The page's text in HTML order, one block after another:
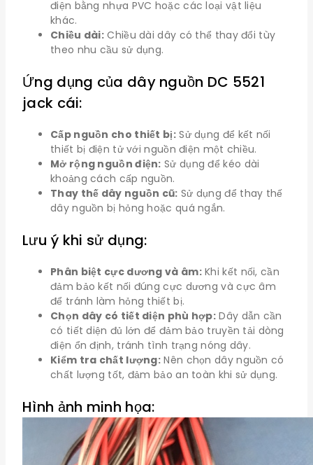
điện bằng nhựa PVC hoặc các loại vật liệu
khác.
Chiều dài: Chiều dài dây có thể thay đổi tùy
theo nhu cầu sử dụng.
Ứng dụng của dây nguồn DC 5521
jack cái:
Cấp nguồn cho thiết bị:Sử dụng để kết nối
thiết bị điện tử với nguồn điện một chiều.
Mở rộng nguồn điện: Sử dụng để kéo dài
khoảng cách cấp nguồn.
Thay thế dây nguồn cũ: Sử dụng để thay thế
dây nguồn bị hỏng hoặc quá ngắn.
Lưu ý khi sử dụng:
Phân biệt cực dương và âm:Khi kết nối, cần
đảm bảo kết nối đúng cực dương và cực âm
để tránh làm hỏng thiết bị.
Chọn dây có tiết diện phù hợp: Dây dẫn cần
có tiết diện đủ lớn để đảm bảo truyền tải dòng
điện ổn định, tránh tình trạng nóng dây.
Kiểm tra chất lượng: Nên chọn dây nguồn có
chất lượng tốt, đảm bảo an toàn khi sử dụng.
Hình ảnh minh họa: